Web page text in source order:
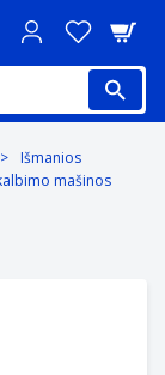
Išmanios
mašinos